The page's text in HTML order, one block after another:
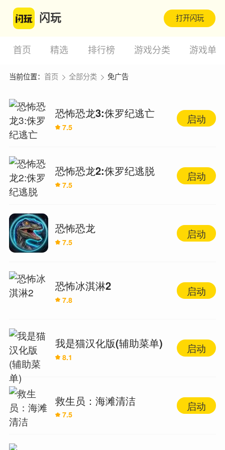
闪玩 打开闪玩
首页 精选 排行榜 游戏分类 游戏单
当前位置： 首页 全部分类 免广告
恐怖恐龙3:侏罗纪逃亡
7.5
启动
恐怖恐龙2:侏罗纪逃脱
7.5
启动
恐怖恐龙
7.5
启动
恐怖冰淇淋2
7.8
启动
我是猫汉化版(辅助菜单)
8.1
启动
救生员：海滩清洁
7.5
启动